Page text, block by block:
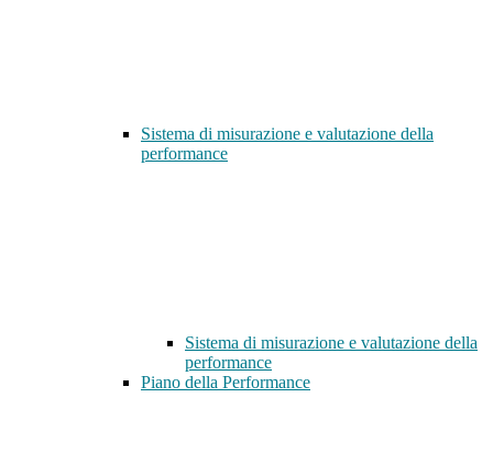
Sistema di misurazione e valutazione della
performance
Sistema di misurazione e valutazione della
performance
Piano della Performance